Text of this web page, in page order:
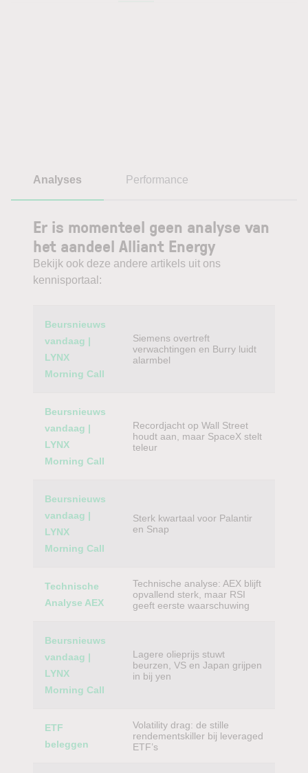
Analyses Performance
Er is momenteel geen analyse van
het aandeel Alliant Energy
Bekijk ook deze andere artikels uit ons
kennisportaal:
Category
Beursnieuws
vandaag |
LYNX
Morning Call
Siemens overtreft
verwachtingen en Burry luidt
alarmbel
Beursnieuws
vandaag |
LYNX
Morning Call
Recordjacht op Wall Street
houdt aan, maar SpaceX stelt
teleur
Beursnieuws
vandaag |
LYNX
Morning Call
Sterk kwartaal voor Palantir
en Snap
Technische
Analyse AEX
Technische analyse: AEX blijft
opvallend sterk, maar RSI
geeft eerste waarschuwing
Beursnieuws
vandaag |
LYNX
Morning Call
Lagere olieprijs stuwt
beurzen, VS en Japan grijpen
in bij yen
ETF
beleggen
Volatility drag: de stille
rendementskiller bij leveraged
ETF’s